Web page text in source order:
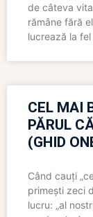
de câteva
rămâne fără
lucrează la
CEL MAI
PĂRUL
(GHID
Când cauți
primești zeci
lucru: „al